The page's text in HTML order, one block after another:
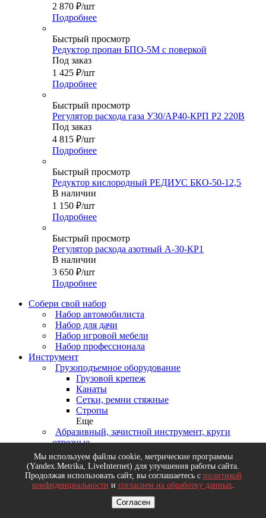
2 870 ₽/шт
Подробнее
Быстрый просмотр
Редуктор пропан БПО-5М с поверкой
Под заказ
1 425 ₽/шт
Подробнее
Быстрый просмотр
Регулятор расхода газа У30/АР40-КРП Р2 220В
Под заказ
4 815 ₽/шт
Подробнее
Быстрый просмотр
Редуктор кислородный РЕДИУС БКО-50-12,5
В наличии
1 150 ₽/шт
Подробнее
Быстрый просмотр
Регулятор расхода азотный А-30-КР1
В наличии
3 650 ₽/шт
Подробнее
Собери свой набор
Набор автомобилиста
Набор для дачи
Набор игровой мебели
Набор профессионала
Инструмент
Грузоподъемное оборудование
Грузовой крепеж
Канаты
Сетки, ремни стяжные
Стропы
Еще
Абразивный, зачистной инструмент, круги
отрезные
Щетки зачистные (для УШМ, дрели, ручные)
Круги зачистные и лепестковые
Круги шлифовальные
Бумага наждачная, ленты, листы, сетки
шлифовальные
Мы используем файлы cookie, метрические программы
(Yandex.Metrika, LiveInternet) для улучшения работы сайта.
Продолжая использовать сайт, вы соглашаетесь с политикой
конфиденциальности и согласием на обработку данных.
Согласен